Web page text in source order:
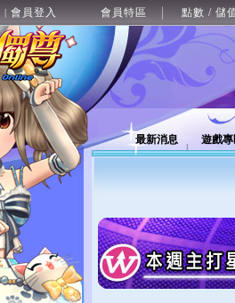
| 會員登入 會員特區 點數 / 儲
最新消息 遊戲